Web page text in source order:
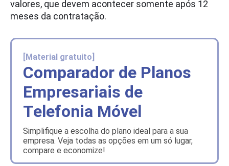
valores, que devem acontecer somente após 12
meses da contratação.
[Material gratuito]
Comparador de Planos
Empresariais de
Telefonia Móvel
Simplifique a escolha do plano ideal para a sua
empresa. Veja todas as opções em um só lugar,
compare e economize!